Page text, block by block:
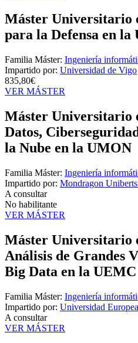
Máster Universitario
para la Defensa en la
Familia Máster: Ingeniería
Impartido por: Universidad de Vigo
835,80€
VER MÁSTER
Máster Universitario
Datos,
la Nube en la UMON
Familia Máster: Ingeniería
Impartido por: Mondragon
A consultar
No habilitante
VER MÁSTER
Máster Universitario
Análisis de Grandes
Big Data en la UEMC
Familia Máster: Ingeniería
Impartido por: Universidad
A consultar
VER MÁSTER